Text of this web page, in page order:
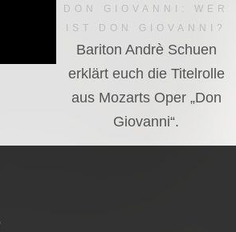
DON GIOVANNI: WER
IST DON GIOVANNI?
Bariton Andrè Schuen
erklärt euch die Titelrolle
aus Mozarts Oper „Don
Giovanni“.